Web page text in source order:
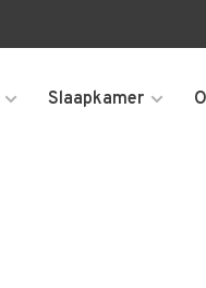
Slaapkamer